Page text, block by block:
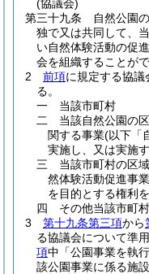
(協議会)
第三十九条
自然公園
独で又は共同して、
い自然体験活動の促
会を組織することがで
2
前項に規定する協
る。
一
当該市町村
二
当該自然公園の
関する事業(以下「
実施し、又は実施
三
当該市町村の区
然体験活動促進事
を目的とする権利
四
その他当該市町
3
第十九条第三項から
る協議会について準用
項中「公園事業を執
該公園事業に係る施